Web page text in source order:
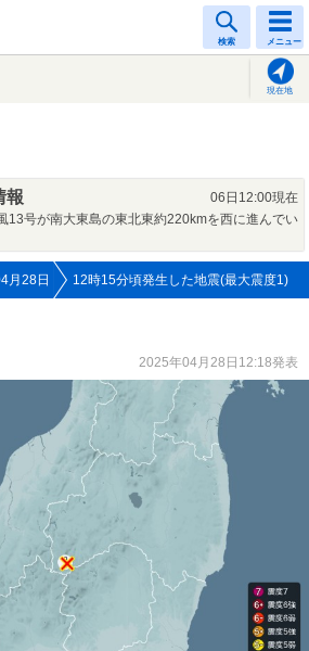
検索 メニュー
現在地
報
06日12:00現在
13号が南大東島の東北東約220kmを西に進んでい
月28日 12時15分頃発生した地震(最大震度1)
2025年04月28日12:18発表